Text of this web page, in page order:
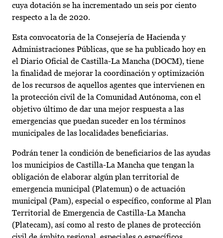
cuya dotación se ha incrementado un seis por ciento
respecto a la de 2020.
Esta convocatoria de la Consejería de Hacienda y
Administraciones Públicas, que se ha publicado hoy en
el Diario Oficial de Castilla-La Mancha (DOCM), tiene
la finalidad de mejorar la coordinación y optimización
de los recursos de aquellos agentes que intervienen en
la protección civil de la Comunidad Autónoma, con el
objetivo último de dar una mejor respuesta a las
emergencias que puedan suceder en los términos
municipales de las localidades beneficiarias.
Podrán tener la condición de beneficiarios de las ayudas
los municipios de Castilla-La Mancha que tengan la
obligación de elaborar algún plan territorial de
emergencia municipal (Platemun) o de actuación
municipal (Pam), especial o específico, conforme al Plan
Territorial de Emergencia de Castilla-La Mancha
(Platecam), así como al resto de planes de protección